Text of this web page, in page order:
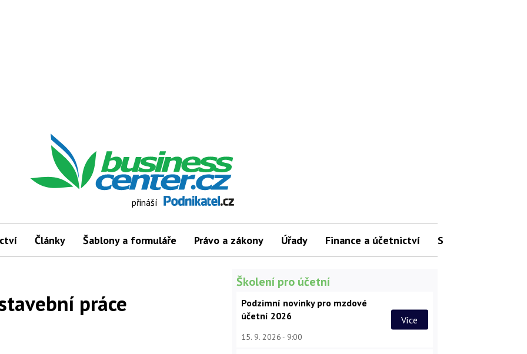
přináší
Články Šablony a formuláře Právo a zákony Úřady Finance a účetnictví Slovníček pojmů
práce
Školení pro účetní
Podzimní novinky pro mzdové
účetní 2026
15. 9. 2026 9:00
Více